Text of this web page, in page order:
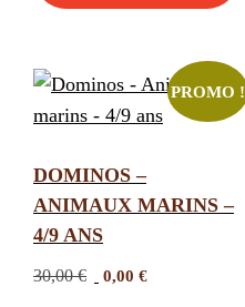
PROMO !
DOMINOS –
ANIMAUX MARINS –
4/9 ANS
30,00€
Le
0,00 €